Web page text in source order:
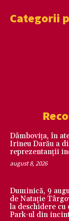
Categorii
Dâmbovița, în
Irineu Darău a
reprezentanții
august 8, 2026
Duminică, 9
de Natație
la deschidere cu
Park-ul din